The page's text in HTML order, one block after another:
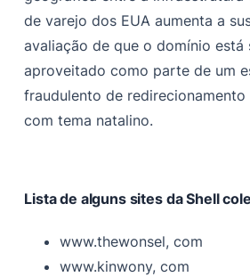
de varejo dos EUA aumenta a
avaliação de que o domínio está
aproveitado como parte de um
fraudulento de
com tema natalino.
Lista de alguns sites da Shell
www.thewonsel, com
www.kinwony, com